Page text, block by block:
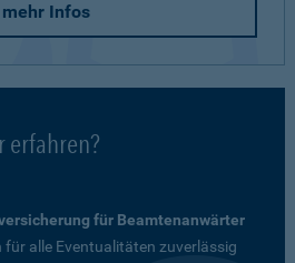
mehr Infos
erfahren?
für Beamtenanwärter
für alle Eventualitäten zuverlässig